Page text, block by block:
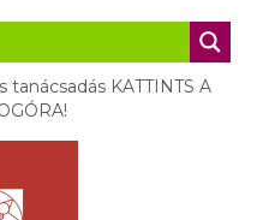
KATTINTS A